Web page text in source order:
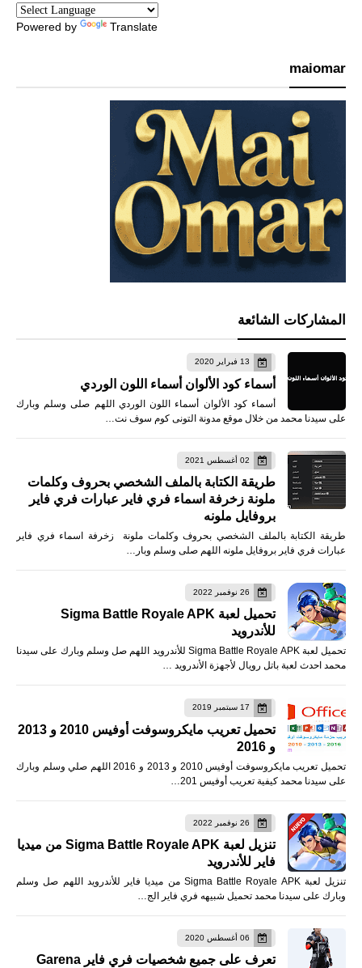
Powered by Translate
maiomar
المشاركات الشائعة
13 فبراير 2020
أسماء كود الألوان أسماء اللون الوردي
أسماء كود الألوان أسماء اللون الوردي اللهم صلى وسلم وبارك
على سيدنا محمد من خلال موقع مدونة التونى كوم سوف نت…
02 أغسطس 2021
طريقة الكتابة بالملف الشخصي بحروف وكلمات
ملونة زخرفة اسماء فري فاير عبارات فري فاير
بروفايل ملونه
طريقة الكتابة بالملف الشخصي بحروف وكلمات ملونة زخرفة اسماء فري فاير
عبارات فري فاير بروفايل ملونه اللهم صلى وسلم وبار…
26 نوفمبر 2022
تحميل لعبة Sigma Battle Royale APK
للأندرويد
تحميل لعبة Sigma Battle Royale APK للأندرويد اللهم صل وسلم وبارك على سيدنا
محمد احدث لعبة باتل رويال لأجهزة الأندرويد …
17 سبتمبر 2019
تحميل تعريب مايكروسوفت أوفيس 2010 و 2013
و 2016
تحميل تعريب مايكروسوفت أوفيس 2010 و 2013 و 2016 اللهم صلي وسلم وبارك
على سيدنا محمد كيفية تعريب أوفيس 201…
26 نوفمبر 2022
تنزيل لعبة Sigma Battle Royale APK من ميديا
فاير للأندرويد
تنزيل لعبة Sigma Battle Royale APK من ميديا فاير للأندرويد اللهم صل وسلم
وبارك على سيدنا محمد تحميل شبيهه فري فاير الج…
06 أغسطس 2020
تعرف على جميع شخصيات فري فاير Garena